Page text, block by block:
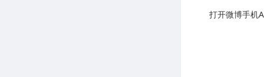
打开微博手机